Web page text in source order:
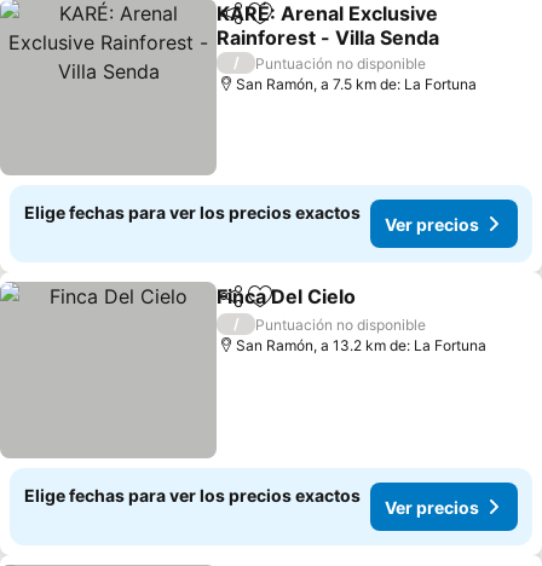
CompartirAgregar a favoritos
KARÉ: Arenal Exclusive
Rainforest - Villa Senda
/
Puntuación no disponible
San Ramón, a 7.5 km de: La Fortuna
Elige fechas para ver los precios exactos
Ver precios
CompartirAgregar a favoritos
Finca Del Cielo
/
Puntuación no disponible
San Ramón, a 13.2 km de: La Fortuna
Elige fechas para ver los precios exactos
Ver precios